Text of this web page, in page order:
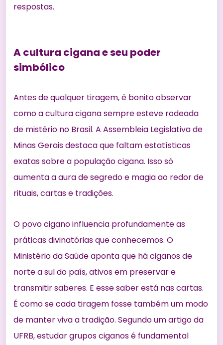
respostas.
A cultura cigana e seu poder
simbólico
Antes de qualquer tiragem, é bonito observar
como a cultura cigana sempre esteve rodeada
de mistério no Brasil. A Assembleia Legislativa de
Minas Geraisdestaca que faltam estatísticas
exatas sobre a população cigana. Isso só
aumenta a aura de segredo e magia ao redor de
rituais, cartas e tradições.
O povo cigano influencia profundamente as
práticas divinatórias que conhecemos. O
Ministério da Saúdeaponta que há ciganos de
norte a sul do país, ativos em preservar e
transmitir saberes. E esse saber está nas cartas.
É como se cada tiragem fosse também um modo
de manter viva a tradição. Segundo um artigo da
UFRB, estudar grupos ciganos é fundamental